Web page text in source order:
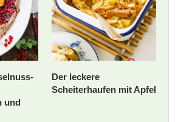
und
Der leckere
Scheiterhaufen mit Apfel